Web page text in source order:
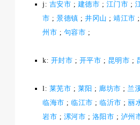
j: 吉安市 ; 建德市 ; 江门市 ;
市 ; 景德镇 ; 井冈山 ; 靖江市 ;
州市 ; 句容市 ;
k: 开封市 ; 开平市 ; 昆明市 ;
l: 莱芜市 ; 莱阳 ; 廊坊市 ; 兰
临海市 ; 临江市 ; 临沂市 ; 丽
岩市 ; 漯河市 ; 洛阳市 ; 泸州